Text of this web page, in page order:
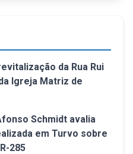
da Rua Rui
Igreja Matriz de
Schmidt avalia
em Turvo sobre
285